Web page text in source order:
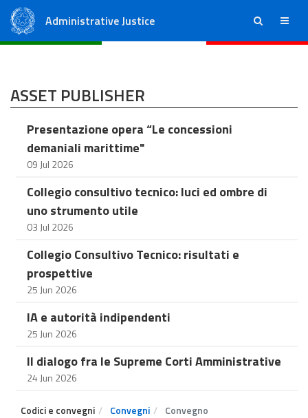
Administrative Justice ricerca menu
ASSET PUBLISHER
Presentazione opera “Le concessioni
demaniali marittime"
09 Jul 2026
Collegio consultivo tecnico: luci ed ombre di
uno strumento utile
03 Jul 2026
Collegio Consultivo Tecnico: risultati e
prospettive
25 Jun 2026
IA e autorità indipendenti
25 Jun 2026
Il dialogo fra le Supreme Corti Amministrative
24 Jun 2026
Codici e convegni Convegni Convegno